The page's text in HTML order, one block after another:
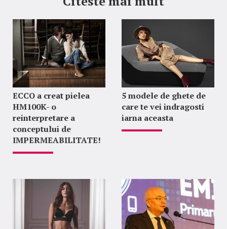
ECCO a creat pielea
HM100K- o
reinterpretare a
conceptului de
IMPERMEABILITATE!
5 modele de ghete de
care te vei indragosti
iarna aceasta